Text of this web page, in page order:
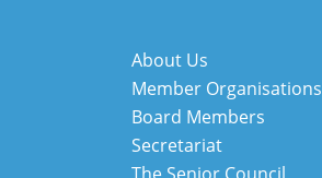
About Us
Member Organisations
Board Members
Secretariat